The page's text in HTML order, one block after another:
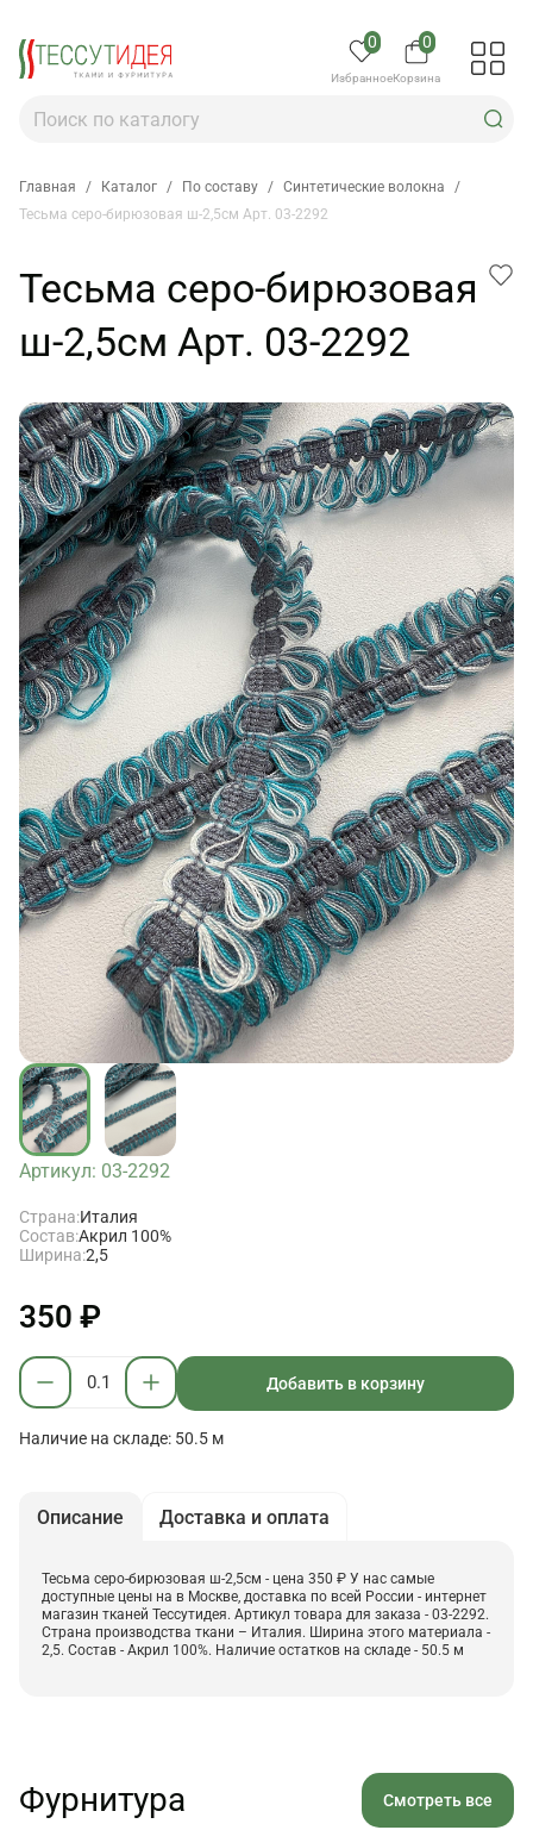
0
Избранное
0
Корзина
Главная / Каталог / По составу / Синтетические волокна
/
Тесьма серо-бирюзовая ш-2,5см Арт. 03-2292
Тесьма серо-бирюзовая
ш-2,5см Арт. 03-2292
Артикул: 03-2292
Страна:Италия
Состав:Акрил 100%
Ширина:2,5
350 ₽
Добавить в корзину
Наличие на складе: 50.5 м
Описание Доставка и оплата
Тесьма серо-бирюзовая ш-2,5см - цена 350 ₽ У нас самые
доступные цены на в Москве, доставка по всей России - интернет
магазин тканей Тессутидея. Артикул товара для заказа - 03-2292.
Страна производства ткани – Италия. Ширина этого материала -
2,5. Состав - Акрил 100%. Наличие остатков на складе - 50.5 м
Фурнитура Смотреть все